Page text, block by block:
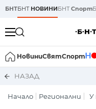
БНТБНТ НОВИНИБНТСпорт
НовиниСвятСпорт
НАЗАД
Начало Регионални У